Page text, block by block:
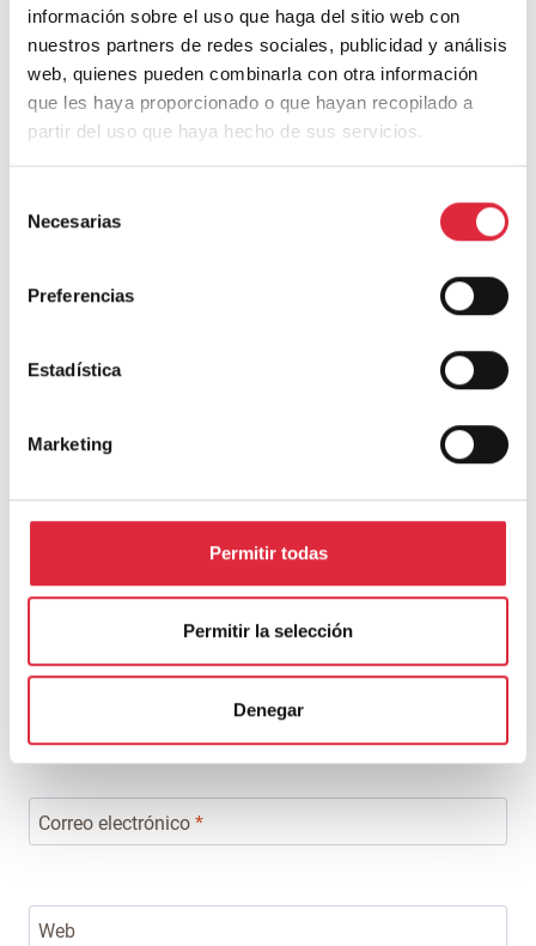
información sobre el uso que haga del sitio web con
nuestros partners de redes sociales, publicidad y análisis
web, quienes pueden combinarla con otra información
que les haya proporcionado o que hayan recopilado a
partir del uso que haya hecho de sus servicios.
Necesarias
Preferencias
Estadística
Marketing
Permitir todas
Permitir la selección
Denegar
Los 3 eventos de construcción con madera que no te
puedes perder en 2025 en España
Tu dirección de correo electrónico no será publicada.
Los campos
Correo electrónico *
Web